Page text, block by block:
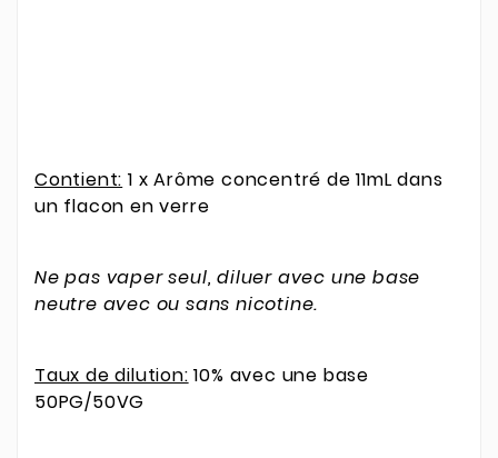
Contient: 1 x Arôme concentré de 11mL dans
un flacon en verre
Ne pas vaper seul, diluer avec une base
neutre avec ou sans nicotine.
Taux de dilution: 10% avec une base
50PG/50VG